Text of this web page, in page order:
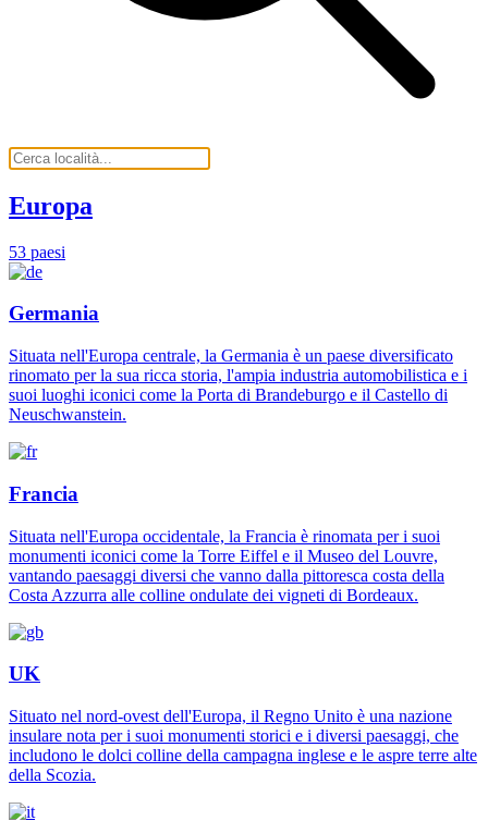
Europa
53 paesi
Germania
Situata nell'Europa centrale, la Germania è un paese diversificato
rinomato per la sua ricca storia, l'ampia industria automobilistica e i
suoi luoghi iconici come la Porta di Brandeburgo e il Castello di
Neuschwanstein.
Francia
Situata nell'Europa occidentale, la Francia è rinomata per i suoi
monumenti iconici come la Torre Eiffel e il Museo del Louvre,
vantando paesaggi diversi che vanno dalla pittoresca costa della
Costa Azzurra alle colline ondulate dei vigneti di Bordeaux.
UK
Situato nel nord-ovest dell'Europa, il Regno Unito è una nazione
insulare nota per i suoi monumenti storici e i diversi paesaggi, che
includono le dolci colline della campagna inglese e le aspre terre alte
della Scozia.